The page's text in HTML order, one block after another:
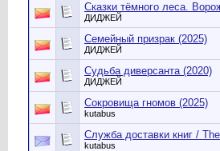
Сказки тёмного леса.
ДИДЖЕЙ
Семейный призрак (2025)
ДИДЖЕЙ
Судьба диверсанта (2020)
ДИДЖЕЙ
Сокровища гномов (2025)
kutabus
Служба доставки книг /
kutabus